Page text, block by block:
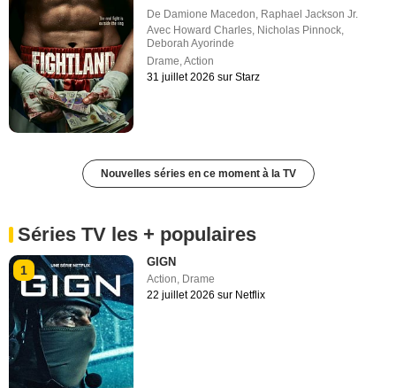
De Damione Macedon, Raphael Jackson Jr.
Avec Howard Charles, Nicholas Pinnock,
Deborah Ayorinde
Drame,Action
31 juillet 2026 sur Starz
Nouvelles séries en ce moment à la TV
Séries TV les + populaires
1
GIGN
Action, Drame
22 juillet 2026 sur Netflix